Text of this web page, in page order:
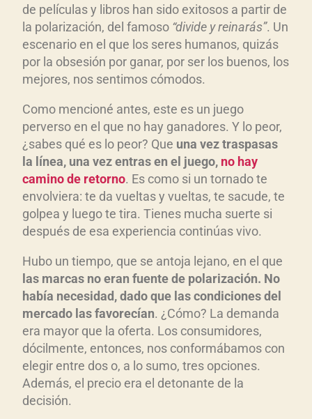
de películas y libros han sido exitosos a partir de
la polarización, del famoso “divide y reinarás”. Un
escenario en el que los seres humanos, quizás
por la obsesión por ganar, por ser los buenos, los
mejores, nos sentimos cómodos.
Como mencioné antes, este es un juego
perverso en el que no hay ganadores. Y lo peor,
¿sabes qué es lo peor? Que una vez traspasas
la l ínea, una vez entras en el juego, no hay
camino de retorno. Es como si un tornado te
envolviera: te da vueltas y vueltas, te sacude, te
golpea y luego te tira. Tienes mucha suerte si
después de esa experiencia continúas vivo.
Hubo un tiempo, que se antoja lejano, en el que
las marcas no eran fuente de polarización. No
había necesidad, dado que las condiciones del
mercado las favorecían. ¿Cómo? La demanda
era mayor que la oferta. Los consumidores,
dócilmente, entonces, nos conformábamos con
elegir entre dos o, a lo sumo, tres opciones.
Además, el precio era el detonante de la
decisión.